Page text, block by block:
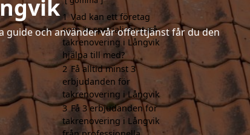
guide och använder vår offerttjänst får du den
1 Vad kan ett företag
som är specialiserat på
takrenovering i Långvik
hjälpa till med?
2 Få alltid minst 3
erbjudanden för
takrenovering i Långvik
3 Få 3 erbjudanden för
takrenovering i Långvik